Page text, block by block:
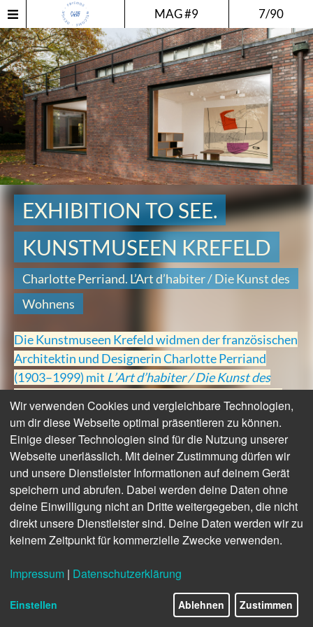
MAG #9 7/90
EXHIBITION TO SEE.
KUNSTMUSEEN KREFELD
Charlotte Perriand. L’Art d’habiter / Die Kunst des
Wohnens
Die Kunstmuseen Krefeld widmen der französischen
Architektin und Designerin Charlotte Perriand
(1903–1999) mit L’Art d’habiter / Die Kunst des
Rund 500 Exponate – darunter seltene
Originalmöbel, Archivdokumente, Fotografien und
Filmaufnahmen –veranschaulichen das vielfältige
und visionäre Werk der Designerin an allen drei
Häusern (Kaiser Wilhelm Museum, Haus Esters und
Haus Lange).
Wir verwenden Cookies und vergleichbare Technologien,
um dir diese Webseite optimal präsentieren zu können.
Einige dieser Technologien sind für die Nutzung unserer
Webseite unerlässlich. Mit deiner Zustimmung dürfen wir
und unsere Dienstleister Informationen auf deinem Gerät
speichern und abrufen. Dabei werden deine Daten ohne
deine Einwilligung nicht an Dritte weitergegeben, die nicht
direkt unsere Dienstleister sind. Deine Daten werden wir zu
keinem Zeitpunkt für kommerzielle Zwecke verwenden.
Impressum | Datenschutzerklärung
Einstellen Ablehnen Zustimmen